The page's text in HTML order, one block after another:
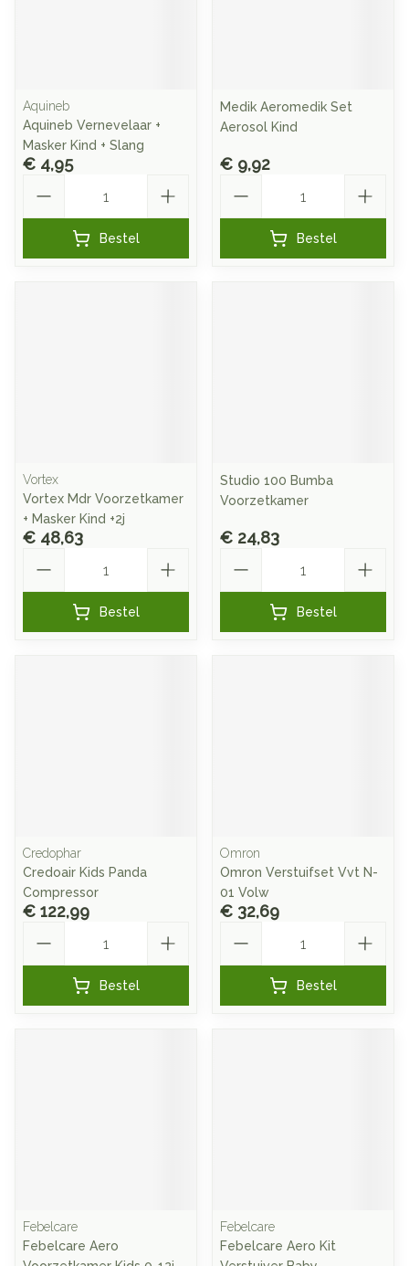
Aquineb
Aquineb Vernevelaar +
Masker Kind + Slang
€ 4,95
Bestel
Medik Aeromedik Set
Aerosol Kind
€ 9,92
Bestel
Vortex
Vortex Mdr Voorzetkamer
+ Masker Kind +2j
€ 48,63
Bestel
Studio 100 Bumba
Voorzetkamer
€ 24,83
Bestel
Credophar
Credoair Kids Panda
Compressor
€ 122,99
Bestel
Omron
Omron Verstuifset Vvt N-
01 Volw
€ 32,69
Bestel
Febelcare
Febelcare Aero
Febelcare
Febelcare Aero Kit